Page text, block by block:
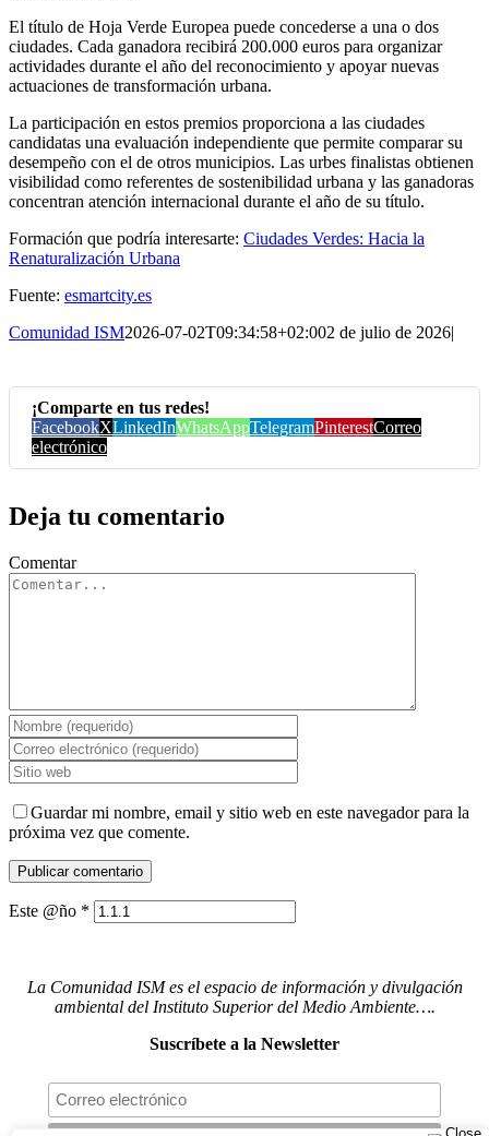
El título de Hoja Verde Europea puede concederse a una o dos
ciudades. Cada ganadora recibirá 200.000 euros para organizar
actividades durante el año del reconocimiento y apoyar nuevas
actuaciones de transformación urbana.
La participación en estos premios proporciona a las ciudades
candidatas una evaluación independiente que permite comparar su
desempeño con el de otros municipios. Las urbes finalistas obtienen
visibilidad como referentes de sostenibilidad urbana y las ganadoras
concentran atención internacional durante el año de su título.
Formación que podría interesarte: Ciudades Verdes: Hacia la
Renaturalización Urbana
Fuente: esmartcity.es
Comunidad ISM2026-07-02T09:34:58+02:002 de julio de 2026|
¡Comparte en tus redes!
FacebookXLinkedInWhatsAppTelegramPinterestCorreo
electrónico
Deja tu comentario
Comentar
Guardar mi nombre, email y sitio web en este navegador para la
próxima vez que comente.
Este @ño *
La Comunidad ISM es el espacio de información y divulgación
ambiental del Instituto Superior del Medio Ambiente….
Suscríbete a la Newsletter